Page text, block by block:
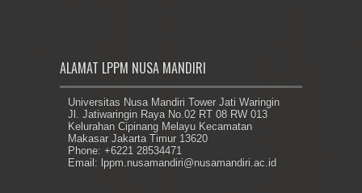
ALAMAT LPPM NUSA MANDIRI
Universitas Nusa Mandiri Tower Jati Waringin
Jl. Jatiwaringin Raya No.02 RT 08 RW 013
Kelurahan Cipinang Melayu Kecamatan
Makasar Jakarta Timur 13620
Phone: +6221 28534471
Email: lppm.nusamandiri@nusamandiri.ac.id